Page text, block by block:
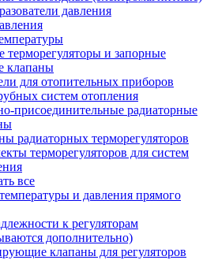
давления
терморегуляторы и запорные
клапаны
для отопительных приборов
систем отопления
присоединительные радиаторные
радиаторных терморегуляторов
терморегуляторов для систем
все
и давления прямого
к регуляторам
дополнительно)
клапаны для регуляторов